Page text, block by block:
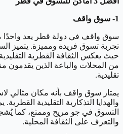
1- سوق واقف
سوق واقف في دولة قطر يعد واحدًا
تجربة تسوق فريدة ومميزة. يتميز
حيث يعكس الثقافة القطرية
من المحلات والباعة الذين يقدمون
تقليدية.
يمتاز سوق واقف بأنه مكان مثالي
والهدايا التذكارية التقليدية
التسوق في جو مريح وممتع، كما
والتعرف على الثقافة المحلية.